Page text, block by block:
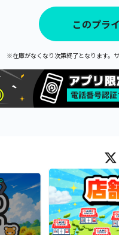
このプラ
※在庫がなくなり次第終了となります。